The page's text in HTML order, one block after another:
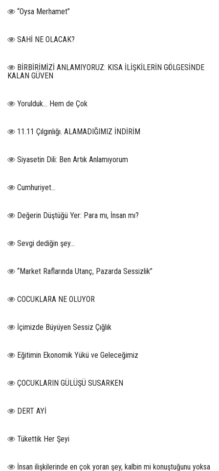
“Oysa Merhamet”
SAHİ NE OLACAK?
BİRBİRİMİZİ ANLAMIYORUZ: KISA İLİŞKİLERİN GÖLGESİNDE
KALAN GÜVEN
Yorulduk… Hem de Çok
11.11 Çılgınlığı. ALAMADIĞIMIZ İNDİRİM
Siyasetin Dili: Ben Artık Anlamıyorum
Cumhuriyet…
Değerin Düştüğü Yer: Para mı, İnsan mı?
Sevgi dediğin şey…
“Market Raflarında Utanç, Pazarda Sessizlik”
COCUKLARA NE OLUYOR
İçimizde Büyüyen Sessiz Çığlık
Eğitimin Ekonomik Yükü ve Geleceğimiz
ÇOCUKLARIN GÜLÜŞÜ SUSARKEN
DERT AYİ
Tükettik Her Şeyi
İnsan ilişkilerinde en çok yoran şey, kalbin mi konuştuğunu yoksa